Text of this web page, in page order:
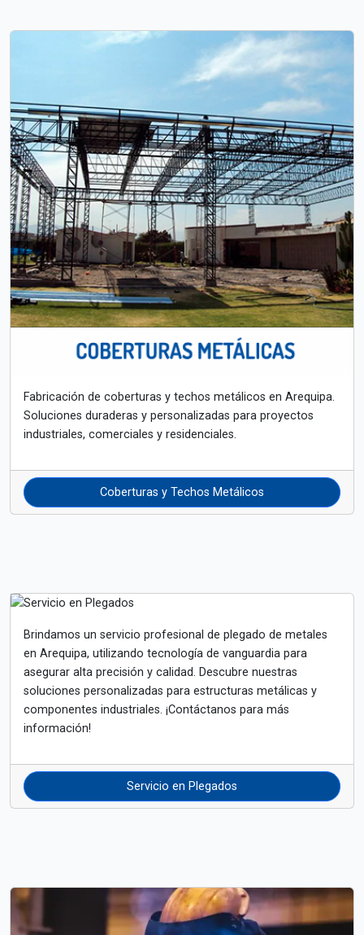
Fabricación de coberturas y techos metálicos en Arequipa.
Soluciones duraderas y personalizadas para proyectos
industriales, comerciales y residenciales.
Coberturas y Techos Metálicos
Brindamos un servicio profesional de plegado de metales
en Arequipa, utilizando tecnología de vanguardia para
asegurar alta precisión y calidad. Descubre nuestras
soluciones personalizadas para estructuras metálicas y
componentes industriales. ¡Contáctanos para más
información!
Servicio en Plegados